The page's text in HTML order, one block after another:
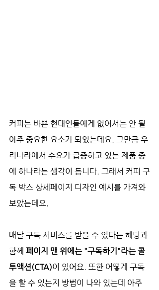
커피는 바쁜 현대인들에게 없어서는 안 될
아주 중요한 요소가 되었는데요. 그만큼 우
리나라에서 수요가 급증하고 있는 제품 중
에 하나라는 생각이 듭니다. 그래서 커피 구
독 박스 상세페이지 디자인 예시를 가져와
보았는데요.
매달 구독 서비스를 받을 수 있다는 헤딩과
함께 페이지 맨 위에는 "구독하기"라는 콜
투액션(CTA)이 있어요. 또한 어떻게 구독
을 할 수 있는지 방법이 나와 있는데 아주